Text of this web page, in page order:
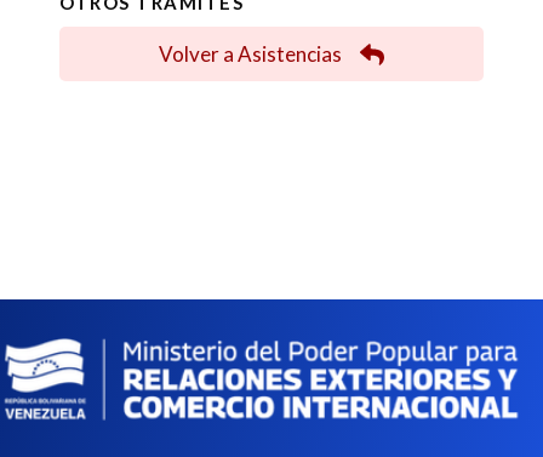
Volver a Asistencias